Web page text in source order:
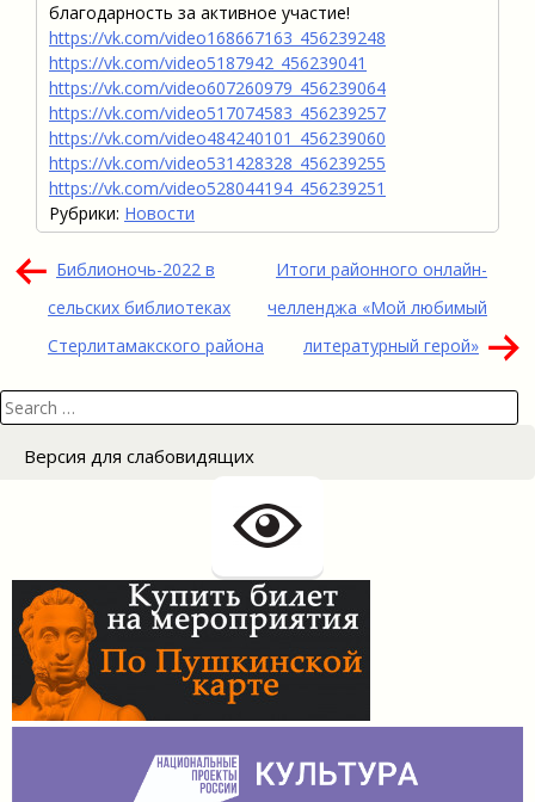
благодарность за активное участие!
https://vk.com/video168667163_456239248
https://vk.com/video5187942_456239041
https://vk.com/video607260979_456239064
https://vk.com/video517074583_456239257
https://vk.com/video484240101_456239060
https://vk.com/video531428328_456239255
https://vk.com/video528044194_456239251
Рубрики: Новости
Навигация
по
записям
Библионочь-2022 в
сельских библиотеках
Стерлитамакского района
Итоги районного онлайн-
челленджа «Мой любимый
литературный герой»
Search
for:
Версия для слабовидящих